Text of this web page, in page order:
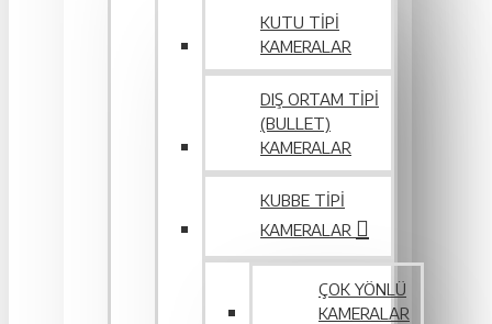
KUTU TIPI
KAMERALAR
DIŞ ORTAM TIPI
(BULLET)
KAMERALAR
KUBBE TIPI
KAMERALAR
ÇOK YÖNLÜ
KAMERALAR